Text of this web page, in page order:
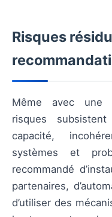
Risques
Même avec une
risques
capacité,
systèmes et
recommandé
partenaires,
d’utiliser des